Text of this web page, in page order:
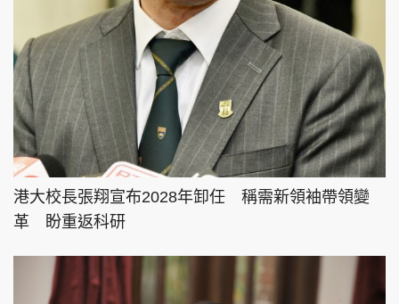
港大校長張翔宣布2028年卸任 稱需新領袖帶領變
革 盼重返科研